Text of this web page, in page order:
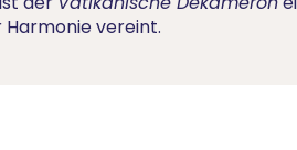
vereint.